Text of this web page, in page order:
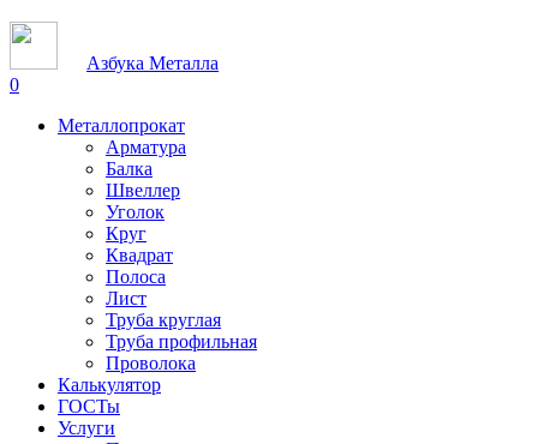
Азбука Металла
0
Металлопрокат
Арматура
Балка
Швеллер
Уголок
Круг
Квадрат
Полоса
Лист
Труба круглая
Труба профильная
Проволока
Калькулятор
ГОСТы
Услуги